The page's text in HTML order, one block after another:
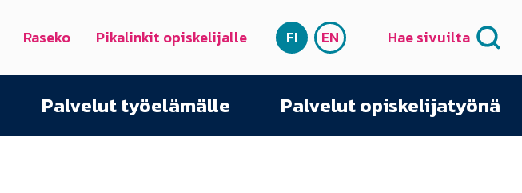
Raseko Pikalinkit opiskelijalle SUOMI
FI ENGLISH
EN Hae sivuilta
Palvelut työelämälle Palvelut opiskelijatyönä